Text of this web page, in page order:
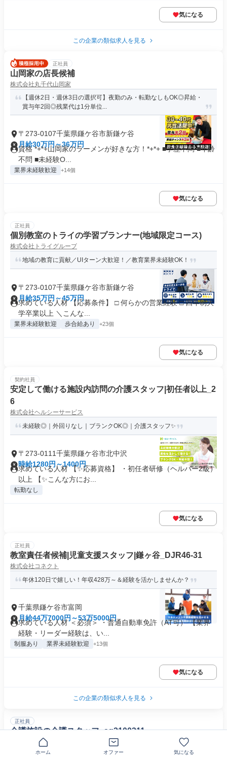
気になる
この企業の類似求人を見る
正社員
山岡家の店長候補
株式会社丸千代山岡家
【週休2日・週休3日の選択可】夜勤のみ・転勤なしもOK◎昇給・
賞与年2回◎残業代は1分単位...
〒273-0107千葉県鎌ケ谷市新鎌ケ谷
月給30万円～36万円
資格 *+*+山岡家のラーメンが好きな方！*+*+ ■学歴不問 ■年齢
不問 ■未経験O...
業界未経験歓迎 +14個
気になる
正社員
個別教室のトライの学習プランナー(地域限定コース)
株式会社トライグループ
地域の教育に貢献／UIターン大歓迎！／教育業界未経験OK！
〒273-0107千葉県鎌ケ谷市新鎌ケ谷
月給35万円～45万円
求めている人材 【応募条件】 □ 何らかの営業経験 □ 四年制大
学卒業以上 ＼こんな...
業界未経験歓迎 歩合給あり +23個
気になる
契約社員
安定して働ける施設内訪問の介護スタッフ|初任者以上_2
6
株式会社ヘルシーサービス
未経験◎｜外回りなし｜ブランクOK◎｜介護スタッフ✨
〒273-0111千葉県鎌ケ谷市北中沢
時給1280円～1400円
求めている人材 【✨応募資格】 ・初任者研修（ヘルパー2級）
以上 【✨こんな方にお...
転勤なし
気になる
正社員
教室責任者候補|児童支援スタッフ|鎌ヶ谷_DJR46-31
株式会社コネクト
年休120日で嬉しい！年収428万～＆経験を活かしませんか？
千葉県鎌ケ谷市富岡
月給44万7000円～53万5000円
求めている人材 ＜必須＞ ・普通自動車免許（AT可） 【業界
経験・リーダー経験は、い...
制服あり 業界未経験歓迎 +13個
気になる
この企業の類似求人を見る
正社員
介護施設の介護スタッフ_sg2100311
株式会社キャリア
経験・資格不問！＊無償で資格取得可＊社会保険完備＊年間休日1
ホーム オファー 気になる